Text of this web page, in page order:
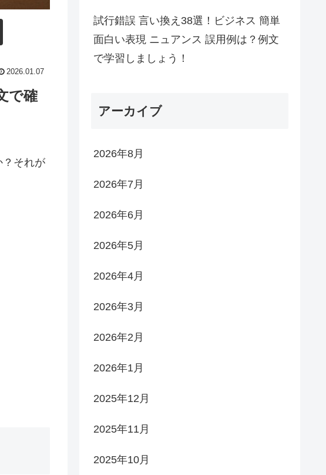
2026.01.07
で確
？それが
試行錯誤 言い換え38選！ビジネス 簡単
面白い表現 ニュアンス 誤用例は？例文
で学習しましょう！
アーカイブ
2026年8月
2026年7月
2026年6月
2026年5月
2026年4月
2026年3月
2026年2月
2026年1月
2025年12月
2025年11月
2025年10月